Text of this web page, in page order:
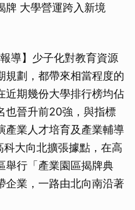
牌 大學營運跨入新境
導】少子化對教育資源
規劃，都帶來相當程度的
近期幾份大學排行榜均佔
也晉升前20強，與指標
產業人才培育及產業輔導
大向北擴張據點，在高
舉行「產業園區揭牌典
企業，一路由北向南沿著